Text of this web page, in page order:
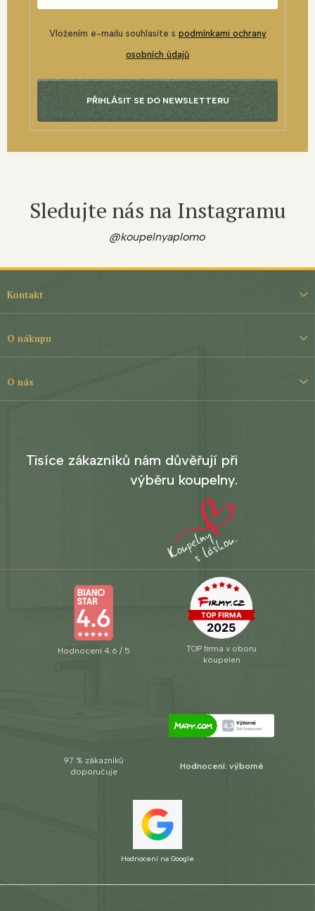
Vložením e-mailu souhlasíte s podmínkami ochrany
osobních údajů
PŘIHLÁSIT SE DO NEWSLETTERU
Sledujte nás na Instagramu
@koupelnyaplomo
p
í
Kontakt
O nákupu
O nás
Tisíce zákazníků nám důvěřují při
výběru koupelny.
Hodnocení 4.6 / 5
TOP firma v oboru
koupelen
97 % zákazníků
doporučuje
Hodnocení: výborné
Hodnocení na Google